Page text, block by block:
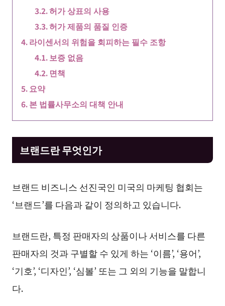
허가 상표의 사용
허가 제품의 품질 인증
라이센서의 위험을 회피하는 필수 조항
보증 없음
면책
요약
본 법률사무소의 대책 안내
브랜드란 무엇인가
브랜드 비즈니스 선진국인 미국의 마케팅 협회는
‘브랜드’를 다음과 같이 정의하고 있습니다.
브랜드란, 특정 판매자의 상품이나 서비스를 다른
판매자의 것과 구별할 수 있게 하는 ‘이름’, ‘용어’,
‘기호’, ‘디자인’, ‘심볼’ 또는 그 외의 기능을 말합니
다.